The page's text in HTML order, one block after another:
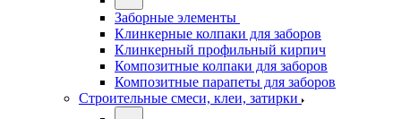
Заборные элементы
Клинкерные колпаки для заборов
Клинкерный профильный кирпич
Композитные колпаки для заборов
Композитные парапеты для заборов
Строительные смеси, клеи, затирки